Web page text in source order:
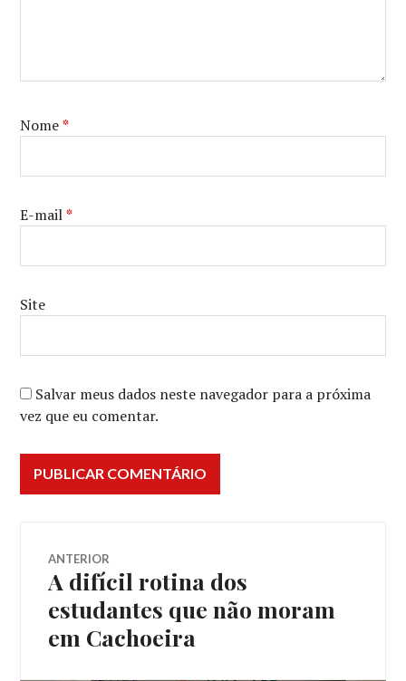
Nome*
E-mail*
Site
Salvar meus dados neste navegador para a próxima
vez que eu comentar.
Navegação
de
Post
ANTERIOR
Post
anterior:
A difícil rotina dos
estudantes que não moram
em Cachoeira